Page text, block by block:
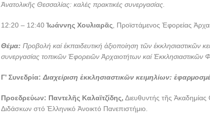
Ἀνατολικῆς Θεσσαλίας: καλές πρακτικές συνεργασίας.
12:20 – 12:40 Ἰωάννης Χουλιαρᾶς, Προϊστάμενος Ἐφορείας
Θέμα: Προβολή καί ἐκπαιδευτική ἀξιοποίηση τῶν ἐκκλησιαστικῶν
συνεργασίας τοπικῶν Ἐφορειῶν Ἀρχαιοτήτων καί Ἐκκλησιαστικῶν
Γ’ Συνεδρία:Διαχείριση ἐκκλησιαστικῶν κειμηλίων:
Προεδρεύων: Παντελῆς Καλαϊτζίδης, Διευθυντής τῆς
Διδάσκων στό Ἑλληνικό Ἀνοικτό Πανεπιστήμιο.